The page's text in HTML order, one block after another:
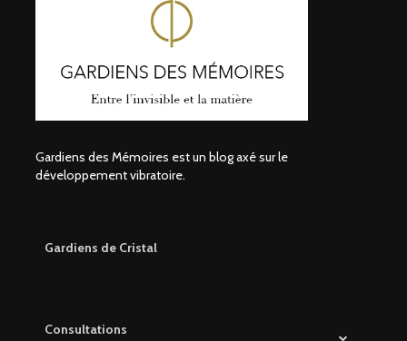
Gardiens des Mémoires est un blog axé sur le
développement vibratoire.
Gardiens de Cristal
Consultations